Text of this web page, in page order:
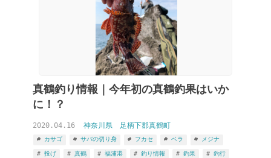
真鶴釣り情報｜今年初の真鶴釣果はいか
に！？
2020.04.16 神奈川県 足柄下郡真鶴町
カサゴ サバの切り身 フカセ ベラ メジナ
投げ 真鶴 福浦港 釣り情報 釣果 釣行